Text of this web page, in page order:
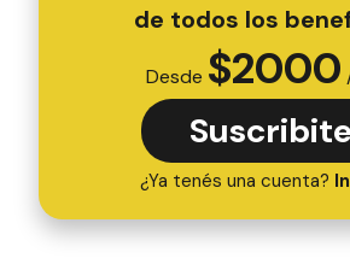
de todos los
Desde $2000
Suscribite
¿Ya tenés una cuenta?